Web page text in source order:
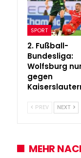
SPORT
2. Fußball-
Bundesliga:
Wolfsburg
gegen
PREV NEXT
MEHR